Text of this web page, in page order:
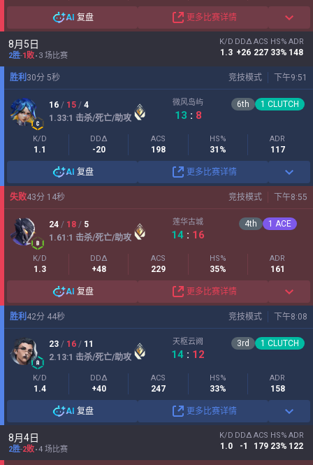
AI 复盘 更多比赛详情
8月5日
2胜-1败 3 场比赛
K/D
1.3
DDΔ
+26
ACS
227
HS%
33%
ADR
148
竞技模式 下午9:51
胜利 30分 5秒
16 / 15 / 4
1.33:1 击杀/死亡/助攻
微风岛屿
13 : 8
6th 1 CLUTCH
K/D
1.1
DDΔ
-20
ACS
198
HS%
31%
ADR
117
AI 复盘 更多比赛详情
竞技模式 下午8:55
失败43分 14秒
24 / 18 / 5
1.61 :1 击杀/死亡/助攻
莲华古城
14 : 16
4th 1 ACE
K/D
1.3
DDΔ
+48
ACS
229
HS%
35%
ADR
161
AI 复盘 更多比赛详情
竞技模式 下午8:08
胜利 42分 44秒
23 / 16 / 11
2.13:1 击杀/死亡/助攻
天枢云阙
14 : 12
3rd 1 CLUTCH
K/D
1.4
DDΔ
+40
ACS
247
HS%
33%
ADR
158
AI 复盘 更多比赛详情
8月4日
2胜-2败 4 场比赛
K/D
1.0
DDΔ
-1
ACS
179
HS%
23%
ADR
122